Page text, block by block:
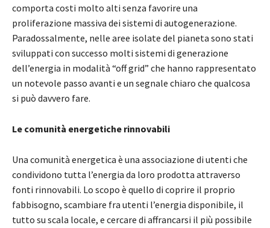
comporta costi molto alti senza favorire una
proliferazione massiva dei sistemi di autogenerazione.
Paradossalmente, nelle aree isolate del pianeta sono stati
sviluppati con successo molti sistemi di generazione
dell’energia in modalità “off grid” che hanno rappresentato
un notevole passo avanti e un segnale chiaro che qualcosa
si può davvero fare.
Le comunità energetiche rinnovabili
Una comunità energetica è una associazione di utenti che
condividono tutta l’energia da loro prodotta attraverso
fonti rinnovabili. Lo scopo è quello di coprire il proprio
fabbisogno, scambiare fra utenti l’energia disponibile, il
tutto su scala locale, e cercare di affrancarsi il più possibile